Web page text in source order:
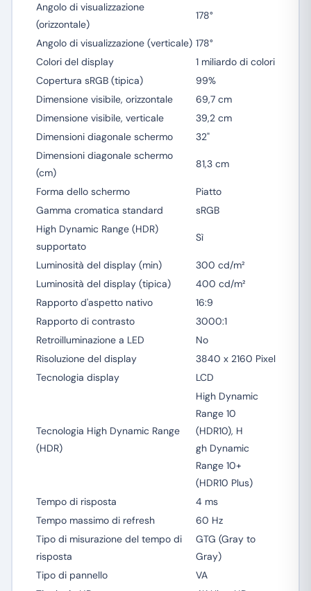
Angolo di visualizzazione
(orizzontale)
178°
Angolo di visualizzazione (verticale) 178°
Colori del display
1 miliardo di colori
Copertura sRGB (tipica)
99%
Dimensione visibile, orizzontale
69,7 cm
Dimensione visibile, verticale
39,2 cm
Dimensioni diagonale schermo
32"
Dimensioni diagonale schermo
(cm)
81,3 cm
Forma dello schermo
Piatto
Gamma cromatica standard
sRGB
High Dynamic Range (HDR)
supportato
Sì
Luminosità del display (min)
300 cd/m²
Luminosità del display (tipica)
400 cd/m²
Rapporto d'aspetto nativo
16:9
Rapporto di contrasto
3000:1
Retroilluminazione a LED
No
Risoluzione del display
3840 x 2160 Pixel
Tecnologia display
LCD
Tecnologia High Dynamic Range
(HDR)
High Dynamic
Range 10
(HDR10), H
gh Dynamic
Range 10+
(HDR10 Plus)
Tempo di risposta
4 ms
Tempo massimo di refresh
60 Hz
Tipo di misurazione del tempo di
risposta
GTG (Gray to
Gray)
Tipo di pannello
VA